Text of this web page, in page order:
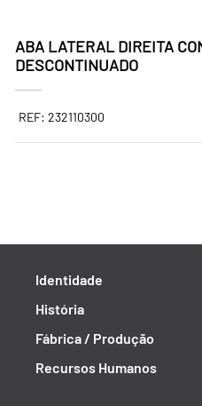
ABA LATERAL DIREITA
DESCONTINUADO
REF: 232110300
Identidade
História
Fábrica / Produção
Recursos Humanos